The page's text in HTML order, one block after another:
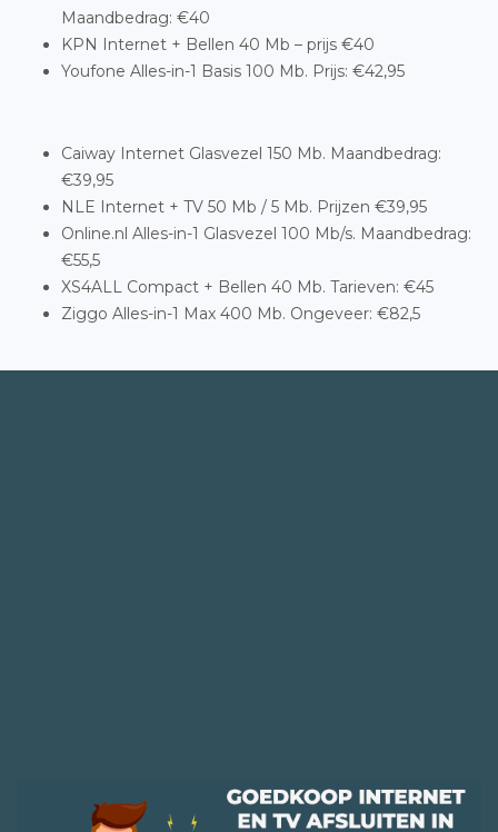
Maandbedrag: €40
KPN Internet + Bellen 40 Mb – prijs €40
Youfone Alles-in-1 Basis 100 Mb. Prijs: €42,95
Caiway Internet Glasvezel 150 Mb. Maandbedrag:
€39,95
NLE Internet + TV 50 Mb / 5 Mb. Prijzen €39,95
Online.nl Alles-in-1 Glasvezel 100 Mb/s. Maandbedrag:
€55,5
XS4ALL Compact + Bellen 40 Mb. Tarieven: €45
Ziggo Alles-in-1 Max 400 Mb. Ongeveer: €82,5